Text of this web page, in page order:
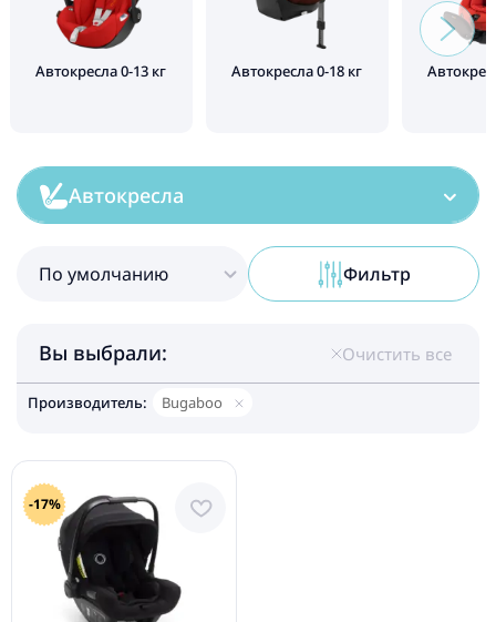
Автокресла 0-13 кг Автокресла 0-18 кг
Автокресла
Вы выбрали:
Производитель: Bugaboo
Очистить все
По умолчанию Фильтр
-17%